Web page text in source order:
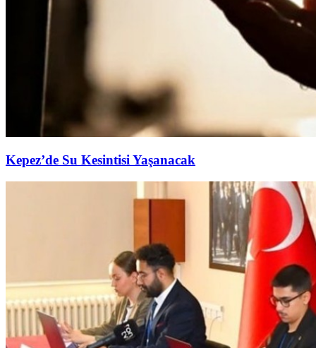
Kepez’de Su Kesintisi Yaşanacak